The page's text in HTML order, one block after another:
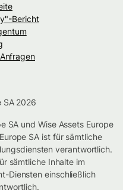
Bericht
SA 2026
SA und Wise Assets Europe
SA ist für sämtliche
verantwortlich.
sämtliche Inhalte im
Diensten einschließlich